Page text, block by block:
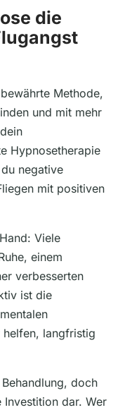
die
Methode,
und mit mehr
Hypnosetherapie
negative
mit positiven
Viele
einem
verbesserten
ist die
helfen, langfristig
doch
dar. Wer